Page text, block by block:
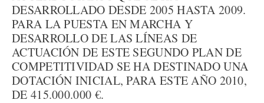
DESARROLLADO DESDE 2005 HASTA 2009.
PARA LA PUESTA EN MARCHA Y
DESARROLLO DE LAS LÍNEAS DE
ACTUACIÓN DE ESTE SEGUNDO PLAN DE
COMPETITIVIDAD SE HA DESTINADO UNA
DOTACIÓN INICIAL, PARA ESTE AÑO 2010,
DE 415.000.000 €.